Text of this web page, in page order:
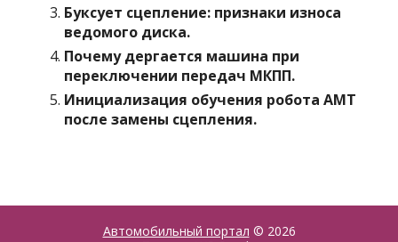
Буксует сцепление: признаки износа
ведомого диска.
Почему дергается машина при
переключении передач МКПП.
Инициализация обучения робота АМТ
после замены сцепления.
Автомобильный портал © 2026